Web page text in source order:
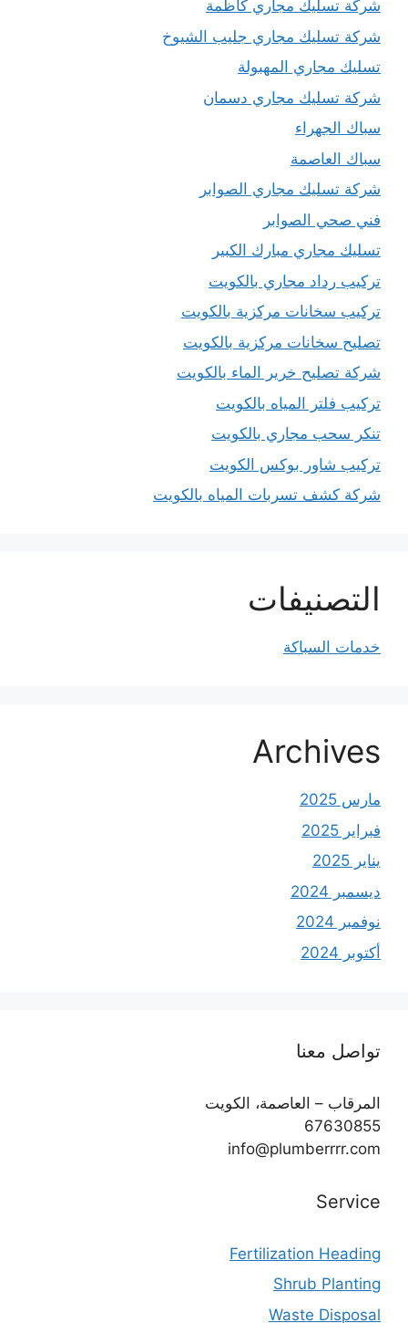
شركة تسليك مجاري كاظمة
شركة تسليك مجاري جليب الشيوخ
تسليك مجاري المهبولة
شركة تسليك مجاري دسمان
سباك الجهراء
سباك العاصمة
شركة تسليك مجاري الصوابر
فني صحي الصوابر
تسليك مجاري مبارك الكبير
تركيب رداد مجاري بالكويت
تركيب سخانات مركزية بالكويت
تصليح سخانات مركزية بالكويت
شركة تصليح خرير الماء بالكويت
تركيب فلتر المياه بالكويت
تنكر سحب مجاري بالكويت
تركيب شاور بوكس الكويت
شركة كشف تسربات المياه بالكويت
التصنيفات
خدمات السباكة
Archives
مارس 2025
فبراير 2025
يناير 2025
ديسمبر 2024
نوفمبر 2024
أكتوبر 2024
تواصل معنا
المرقاب – العاصمة، الكويت
67630855
info@plumberrrr.com
Service
Fertilization Heading
Shrub Planting
Waste Disposal